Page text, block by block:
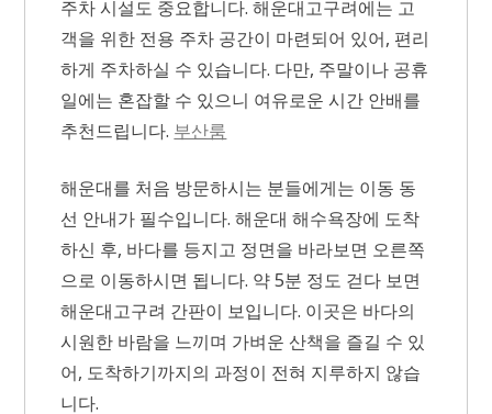
주차 시설도 중요합니다. 해운대고구려에는 고
객을 위한 전용 주차 공간이 마련되어 있어, 편리
하게 주차하실 수 있습니다. 다만, 주말이나 공휴
일에는 혼잡할 수 있으니 여유로운 시간 안배를
추천드립니다. 부산룸
해운대를 처음 방문하시는 분들에게는 이동 동
선 안내가 필수입니다. 해운대 해수욕장에 도착
하신 후, 바다를 등지고 정면을 바라보면 오른쪽
으로 이동하시면 됩니다. 약 5분 정도 걷다 보면
해운대고구려 간판이 보입니다. 이곳은 바다의
시원한 바람을 느끼며 가벼운 산책을 즐길 수 있
어, 도착하기까지의 과정이 전혀 지루하지 않습
니다.